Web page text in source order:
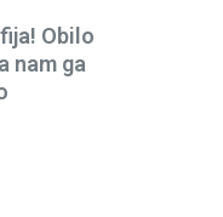
Obilo
nam ga